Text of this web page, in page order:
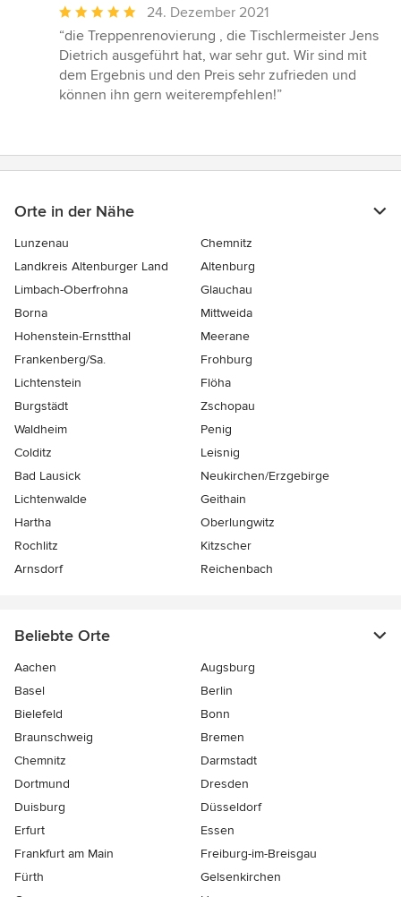
Durchschnittliche
Bewertung:
5
von
5
24. Dezember 2021
“die Treppenrenovierung , die Tischlermeister Jens
Dietrich ausgeführt hat, war sehr gut. Wir sind mit
dem Ergebnis und den Preis sehr zufrieden und
können ihn gern weiterempfehlen!”
Orte in der Nähe
Lunzenau
Chemnitz
Landkreis Altenburger Land
Altenburg
Limbach-Oberfrohna
Glauchau
Borna
Mittweida
Hohenstein-Ernstthal
Meerane
Frankenberg/Sa.
Frohburg
Lichtenstein
Flöha
Burgstädt
Zschopau
Waldheim
Penig
Colditz
Leisnig
Bad Lausick
Neukirchen/Erzgebirge
Lichtenwalde
Geithain
Hartha
Oberlungwitz
Rochlitz
Kitzscher
Arnsdorf
Reichenbach
Beliebte Orte
Aachen
Augsburg
Basel
Berlin
Bielefeld
Bonn
Braunschweig
Bremen
Chemnitz
Darmstadt
Dortmund
Dresden
Duisburg
Düsseldorf
Erfurt
Essen
Frankfurt am Main
Freiburg-im-Breisgau
Fürth
Gelsenkirchen